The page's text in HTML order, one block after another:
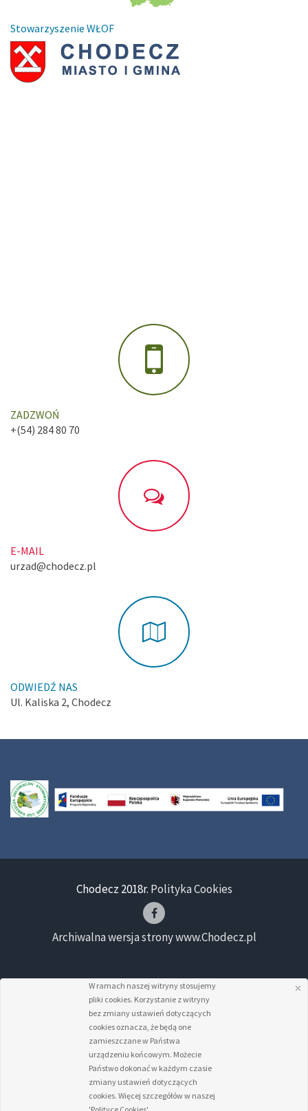
Stowarzyszenie WŁOF
ZADZWOŃ
+(54) 284 80 70
E-MAIL
urzad@chodecz.pl
ODWIEDŹ NAS
Ul. Kaliska 2, Chodecz
Chodecz 2018r. Polityka Cookies
Archiwalna wersja strony www.Chodecz.pl
W ramach naszej witryny stosujemy
pliki cookies. Korzystanie z witryny
bez zmiany ustawień dotyczących
cookies oznacza, że będą one
zamieszczane w Państwa
urządzeniu końcowym. Możecie
Państwo dokonać w każdym czasie
zmiany ustawień dotyczących
cookies. Więcej szczegółów w naszej